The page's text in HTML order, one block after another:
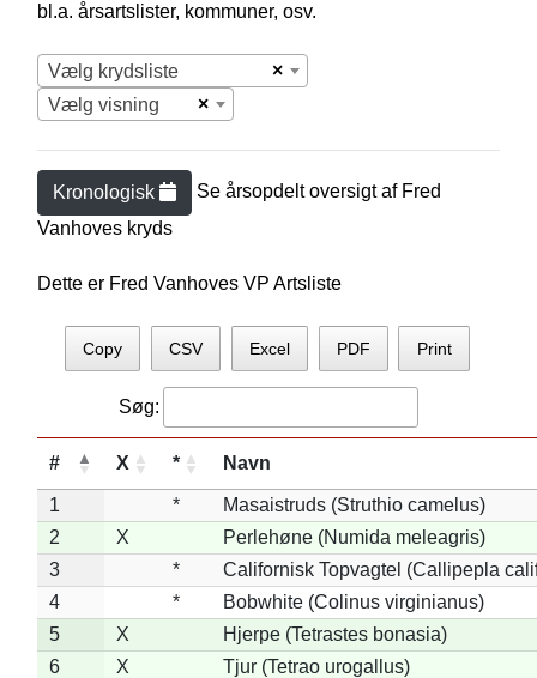
bl.a. årsartslister, kommuner, osv.
×
Vælg krydsliste
×
Vælg visning
Kronologisk Se årsopdelt oversigt af Fred
Vanhoves kryds
Dette er Fred Vanhoves VP Artsliste
Copy CSV Excel PDF Print
Søg:
# X * Navn
1 *
Masaistruds (Struthio camelus)
2
X
Perlehøne (Numida meleagris)
3
*
Californisk Topvagtel (Callipepla
4
*
Bobwhite (Colinus virginianus)
5
X
Hjerpe (Tetrastes bonasia)
6
X
Tjur (Tetrao urogallus)